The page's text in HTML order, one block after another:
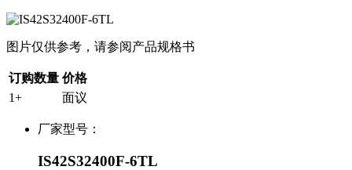
图片仅供参考，请参阅产品规格书
订购数量 价格
1+
面议
厂家型号：
IS42S32400F-6TL